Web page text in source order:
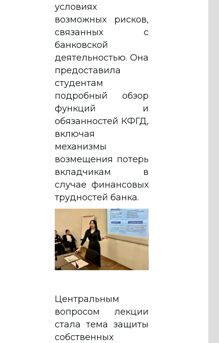
условиях
возможных рисков,
связанных с
банковской
деятельностью. Она
предоставила
студентам
подробный обзор
функций и
обязанностей КФГД,
включая
механизмы
возмещения потерь
вкладчикам в
случае финансовых
трудностей банка.
Центральным
вопросом лекции
стала тема защиты
собственных